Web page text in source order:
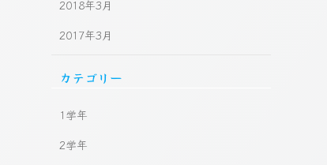
2018年3月
2017年3月
カテゴリー
1学年
2学年